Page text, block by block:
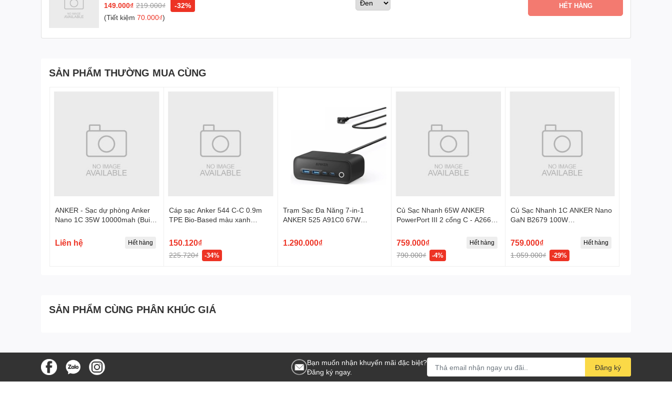
149.000₫ 219.000₫
-32%
(Tiết kiệm 70.000₫)
HẾT HÀNG
SẢN PHẨM THƯỜNG MUA CÙNG
ANKER - Sạc dự phòng Anker
Nano 1C 35W 10000mah (Built-
Watch) Trắng (White) A1657H21
- 194644294304 - 10.000 MAH -
Liên hệ Hết hàng
Cáp sạc Anker 544 C-C 0.9m
TPE Bio-Based màu xanh
150.120₫
225.720₫ -34%
Trạm Sạc Đa Năng 7-in-1
ANKER 525 A91C0 67W
Outlets + 2*USB-A + 2*USB-C)
1.290.000₫
Củ Sạc Nhanh 65W ANKER
PowerPort III 2 cổng C - A2666
VN
759.000₫
790.000₫ -4%
Hết hàng
Củ Sạc Nhanh 1C ANKER Nano
GaN B2679 100W
to C 1.8m)
759.000₫
1.059.000₫ -29%
Hết hàng
SẢN PHẨM CÙNG PHÂN KHÚC GIÁ
Bạn muốn nhận khuyến mãi đặc biệt?
Đăng ký ngay.
Đăng ký